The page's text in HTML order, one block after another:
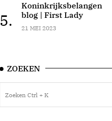
5.
Koninkrijksbelangen
blog | First Lady
21 MEI 2023
ZOEKEN